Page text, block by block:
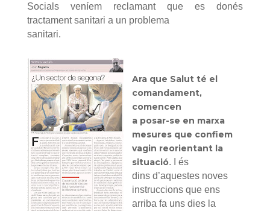
Socials veníem reclamant que es donés
tractament sanitari a un problema
sanitari.
Ara que Salut té el
comandament,
comencen
a posar-se en marxa
mesures que confiem
vagin reorientant la
situació. I és
dins d’aquestes noves
instruccions que ens
arriba fa uns dies la